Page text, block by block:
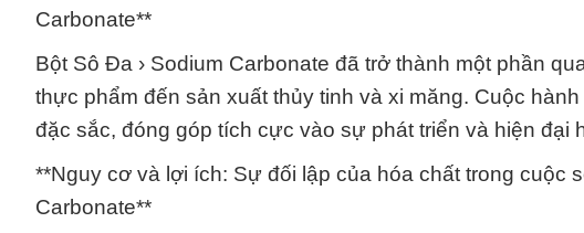
Carbonate**
Bột Sô Đa › Sodium Carbonate đã trở thành một phần
thực phẩm đến sản xuất thủy tinh và xi măng. Cuộc
đặc sắc, đóng góp tích cực vào sự phát triển và hiện đại
**Nguy cơ và lợi ích: Sự đối lập của hóa chất trong cuộc
Carbonate**